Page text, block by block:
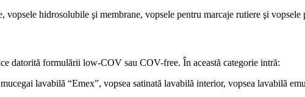
hidrosolubile şi membrane, vopsele pentru marcaje rutiere şi
datorită formulării low-COV sau COV-free. În această categorie intră:
lavabilă “Emex”, vopsea satinată lavabilă interior, vopsea lavabilă